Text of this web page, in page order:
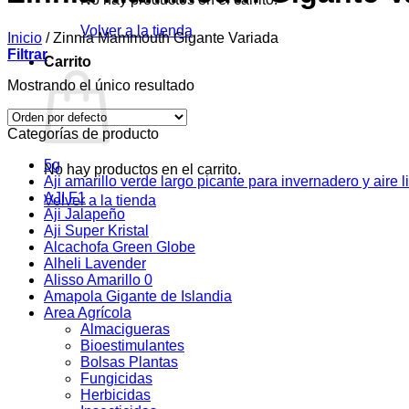
Volver a la tienda
Carrito
No hay productos en el carrito.
Volver a la tienda
Inicio /Zinnia Mammouth Gigante Variada
Filtrar
Mostrando el único resultado
Categorías de producto
5g
Aji amarillo verde largo picante para invernadero y aire
AJI F1
Aji Jalapeño
Aji Super Kristal
Alcachofa Green Globe
Alheli Lavender
Alisso Amarillo 0
Amapola Gigante de Islandia
Area Agrícola
Almacigueras
Bioestimulantes
Bolsas Plantas
Fungicidas
Herbicidas